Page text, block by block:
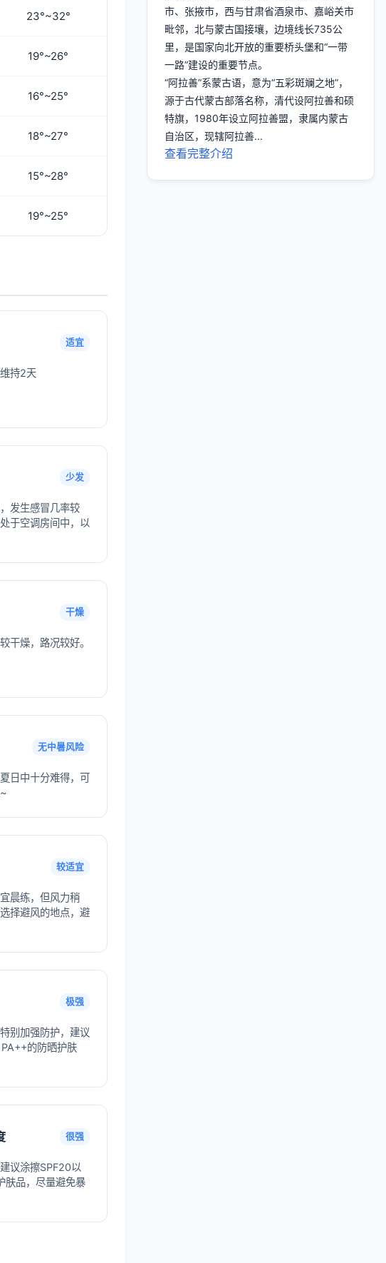
23°~32°
19°~26°
16°~25°
18°~27°
15°~28°
19°~25°
适宜
持2天
少发
发生感冒几率较
于空调房间中，以
干燥
干燥，路况较好。
无中暑风险
日中十分难得，可
较适宜
晨练，但风力稍
择避风的地点，避
极强
别加强防护，建议
的防晒护肤
很强
议涂擦SPF20以
肤品，尽量避免暴
市、张掖市，西与甘肃省酒泉市、嘉峪关市
毗邻，北与蒙古国接壤，边境线长735公
里，是国家向北开放的重要桥头堡和“一带
一路”建设的重要节点。
“阿拉善”系蒙古语，意为“五彩斑斓之地”，
源于古代蒙古部落名称，清代设阿拉善和硕
特旗，1980年设立阿拉善盟，隶属内蒙古
自治区，现辖阿拉善...
查看完整介绍